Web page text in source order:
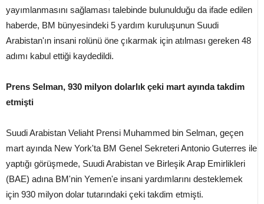
yayımlanmasını sağlaması talebinde bulunulduğu da ifade edilen
haberde, BM bünyesindeki 5 yardım kuruluşunun Suudi
Arabistan'ın insani rolünü öne çıkarmak için atılması gereken 48
adımı kabul ettiği kaydedildi.
Prens Selman, 930 milyon dolarlık çeki mart ayında takdim
etmişti
Suudi Arabistan Veliaht Prensi Muhammed bin Selman, geçen
mart ayında New York'ta BM Genel Sekreteri Antonio Guterres ile
yaptığı görüşmede, Suudi Arabistan ve Birleşik Arap Emirlikleri
(BAE) adına BM'nin Yemen'e insani yardımlarını desteklemek
için 930 milyon dolar tutarındaki çeki takdim etmişti.